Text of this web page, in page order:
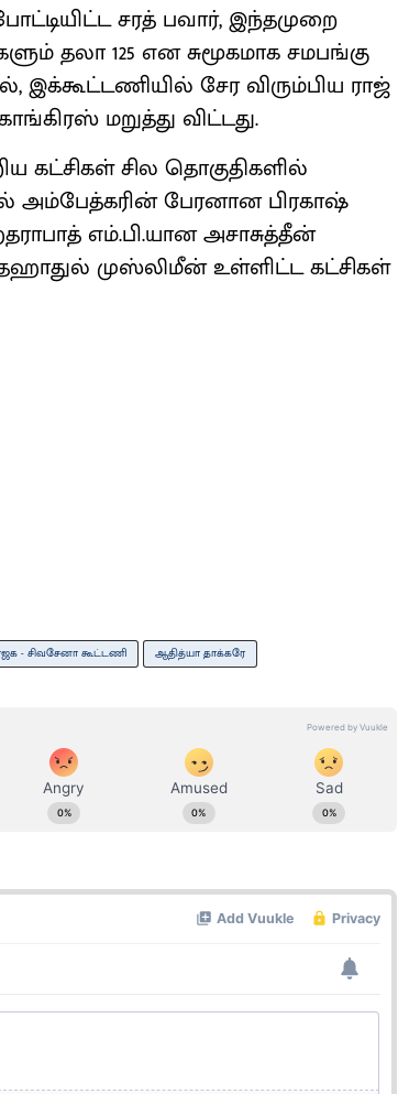
சரத் பவார், இந்தமுறை
தலா 125 என சுமூகமாக சமபங்கு
சேர விரும்பிய ராஜ்
மறுத்து விட்டது.
கட்சிகள் சில தொகுதிகளில்
அம்பேத்கரின் பேரனான பிரகாஷ்
எம்.பி.யான அசாசுத்தீன்
முஸ்லிமீன் உள்ளிட்ட கட்சிகள்
- சிவசேனா கூட்டணி ஆதித்யா தாக்கரே